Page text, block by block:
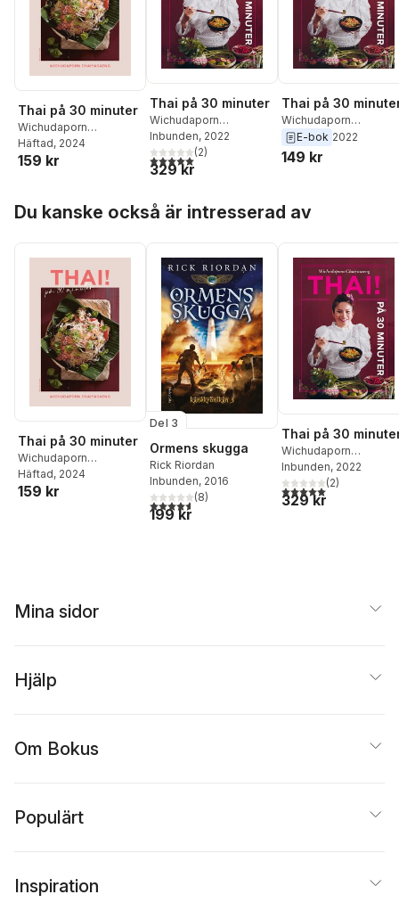
Thai på 30 minuter
Wichudaporn
Chaiyasaeng
Häftad, 2024
159 kr
Thai på 30 minuter
Wichudaporn
Chaiyasaeng
Inbunden, 2022
5,0utav 5 stjärnor. Totalt antal röster:
(2)
329 kr
Thai på 30
Wichudaporn
Chaiyasaeng
E-bok 2022
149 kr
Du kanske också är intresserad av
Thai på 30 minuter
Wichudaporn
Chaiyasaeng
Häftad, 2024
159 kr
Del 3
Ormens skugga
Rick Riordan
Inbunden, 2016
4,6utav 5 stjärnor. Totalt antal röster:
(8)
199 kr
Thai på 30
Wichudaporn
Chaiyasaeng
Inbunden, 2022
5,0utav 5 stjärnor.
(2)
329 kr
Mina sidor
Hjälp
Om Bokus
Populärt
Inspiration